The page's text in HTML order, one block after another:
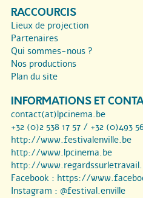
RACCOURCIS
Lieux de projection
Partenaires
Qui sommes-nous ?
Nos productions
Plan du site
INFORMATIONS ET
contact(at)lpcinema.be
+32 (0)2 538 17 57 / +32 (0)493
http://www.festivalenville.be
http://www.lpcinema.be
http://
Facebook : https://
Instagram : @festival.enville